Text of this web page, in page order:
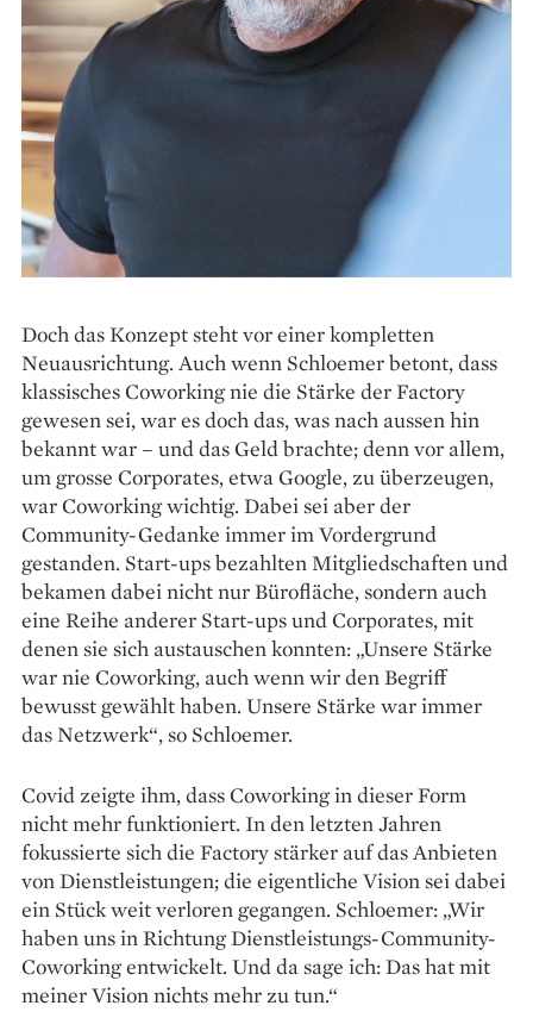
Doch das Konzept steht vor einer kompletten
Neuausrichtung. Auch wenn Schloemer betont, dass
klassisches Coworking nie die Stärke der Factory
gewesen sei, war es doch das, was nach aussen hin
bekannt war – und das Geld brachte; denn vor allem,
um grosse Corporates, etwa Google, zu überzeugen,
war Coworking wichtig. Dabei sei aber der
Community-Gedanke immer im ­Vordergrund
gestanden. Start-ups bezahlten Mitgliedschaften und
bekamen dabei nicht nur Bürofläche, sondern auch
eine Reihe anderer Start-ups und Corporates, mit
denen sie sich austauschen konnten: „Unsere Stärke
war nie Coworking, auch wenn wir den Begriff
bewusst gewählt haben. Unsere Stärke war immer
das Netzwerk“, so Schloemer.
Covid zeigte ihm, dass Coworking in dieser Form
nicht mehr funktioniert. In den letzten Jahren
fokussierte sich die Factory stärker auf das Anbieten
von Dienstleistungen; die eigentliche Vision sei dabei
ein Stück weit verloren gegangen. Schloemer: „Wir
haben uns in Richtung Dienstleistungs-Community-
Coworking entwickelt. Und da sage ich: Das hat mit
meiner Vision nichts mehr zu tun.“